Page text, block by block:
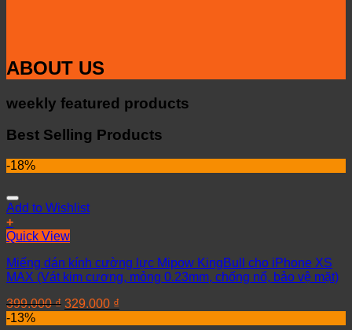
ABOUT US
weekly featured products
Best Selling Products
-18%
Add to Wishlist
+
Quick View
Miếng dán kính cường lực Mipow KingBull cho iPhone XS
MAX (Vát kim cương, mỏng 0.23mm, chống nổ, bảo vệ mặt)
399.000₫ 329.000 ₫
-13%